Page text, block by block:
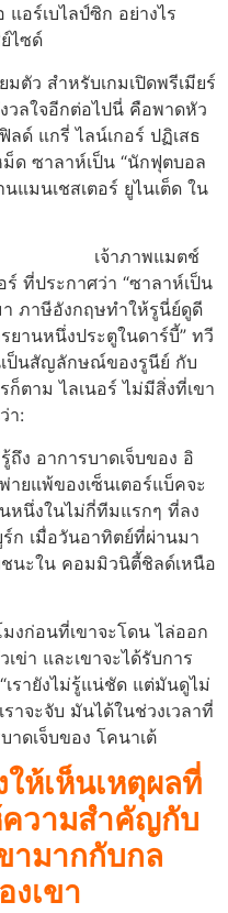
แอร์เบไลป์ซิก อย่างไร
ไซด์
ตัว สําหรับเกมเปิดพรีเมียร์
วลใจอีกต่อไปนี่ คือพาดหัว
ด์ แกรี่ ไลน์เกอร์ ปฏิเสธ
ม็ด ซาลาห์เป็น “นักฟุตบอล
แมนเชสเตอร์ ยูไนเต็ด ใน
เจ้าภาพแมตช์
ร์ ที่ประกาศว่า “ซาลาห์เป็น
ภาษีอังกฤษทําให้รูนี่ย์ดูดี
ยานหนึ่งประตูในดาร์บี้” ทวี
เป็นสัญลักษณ์ของรูนีย์ กับ
ก็ตาม ไลเนอร์ ไม่มีสิ่งที่เขา
า:
ถึง อาการบาดเจ็บของ อิ
ยแพ้ของเซ็นเตอร์แบ็คจะ
นหนึ่งในไม่กี่ทีมแรกๆ ที่ลง
ก เมื่อวันอาทิตย์ที่ผ่านมา
นะใน คอมมิวนิตี้ชิลด์เหนือ
งก่อนที่เขาจะโดน ไล่ออก
ข่า และเขาจะได้รับการ
รายังไม่รู้แน่ชัด แต่มันดูไม่
าจะจับ มันได้ในช่วงเวลาที่
าดเจ็บของ โคนาเต้
ห้เห็นเหตุผลที่
ความสําคัญกับ
ามากกับกล
งเขา